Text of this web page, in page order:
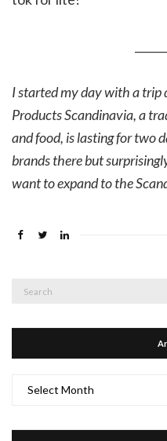
I started my day with a
Products Scandinavia, a
and food, is lasting for two
brands there but
want to expand to the